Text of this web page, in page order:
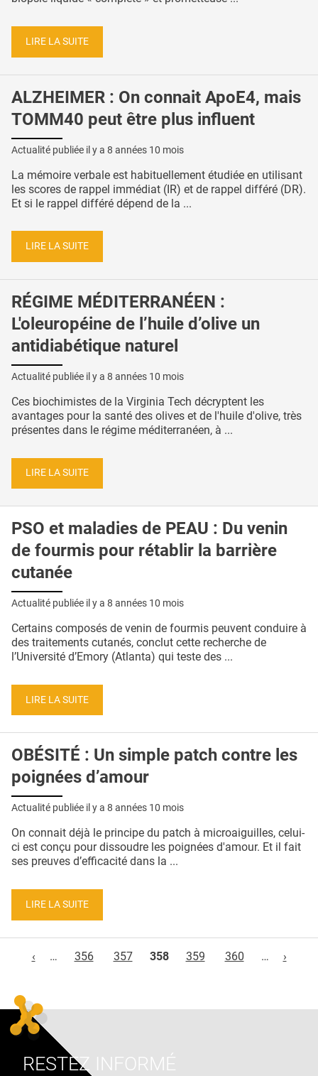
LIRE LA SUITE
ALZHEIMER : On connait ApoE4, mais
TOMM40 peut être plus influent
Actualité publiée il y a 8 années 10 mois
La mémoire verbale est habituellement étudiée en utilisant
les scores de rappel immédiat (IR) et de rappel différé (DR).
Et si le rappel différé dépend de la ...
LIRE LA SUITE
RÉGIME MÉDITERRANÉEN :
L'oleuropéine de l’huile d’olive un
antidiabétique naturel
Actualité publiée il y a 8 années 10 mois
Ces biochimistes de la Virginia Tech décryptent les
avantages pour la santé des olives et de l'huile d'olive, très
présentes dans le régime méditerranéen, à ...
LIRE LA SUITE
PSO et maladies de PEAU : Du venin
de fourmis pour rétablir la barrière
cutanée
Actualité publiée il y a 8 années 10 mois
Certains composés de venin de fourmis peuvent conduire à
des traitements cutanés, conclut cette recherche de
l’Université d’Emory (Atlanta) qui teste des ...
LIRE LA SUITE
OBÉSITÉ : Un simple patch contre les
poignées d’amour
Actualité publiée il y a 8 années 10 mois
On connait déjà le principe du patch à microaiguilles, celui-
ci est conçu pour dissoudre les poignées d'amour. Et il fait
ses preuves d’efficacité dans la ...
LIRE LA SUITE
‹
… 356 357 358 359 360 … ›
RESTEZ INFORMÉ